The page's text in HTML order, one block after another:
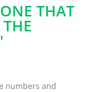
THAT
numbers and